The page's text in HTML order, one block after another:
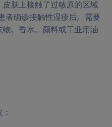
肤上接触了过敏原的区域
者确诊接触性湿疹后，需要
、香水、颜料或工业用油